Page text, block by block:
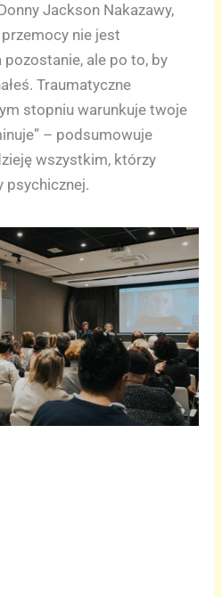
Jackson Nakazawy,
nie jest
pozostanie, ale po to, by
Traumatyczne
stopniu warunkuje twoje
– podsumowuje
wszystkim, którzy
psychicznej.